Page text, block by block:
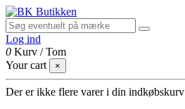
Log ind
0 Kurv /Tom
Your cart
×
Der er ikke flere varer i din indkøbskurv